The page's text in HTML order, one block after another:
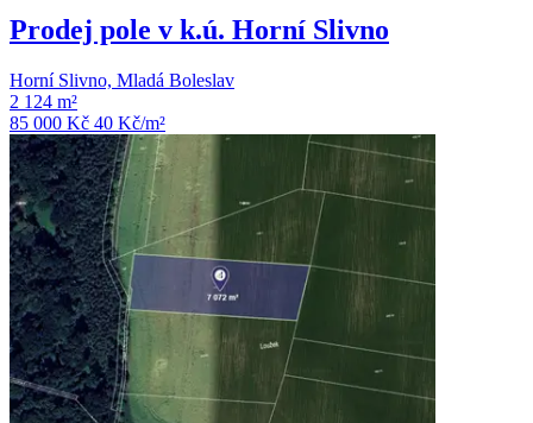
Prodej pole v k.ú. Horní Slivno
Horní Slivno, Mladá Boleslav
2 124 m²
85 000 Kč 40 Kč/m²